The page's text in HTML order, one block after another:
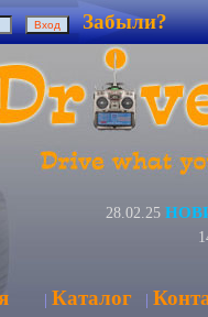
Забыли?
28.02.25
| Каталог |